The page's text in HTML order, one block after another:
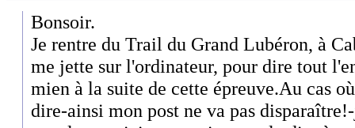
Bonsoir.
Je rentre du Trail du Grand Lubéron, à
me jette sur l'ordinateur, pour dire tout
mien à la suite de cette épreuve.Au cas
dire-ainsi mon post ne va pas